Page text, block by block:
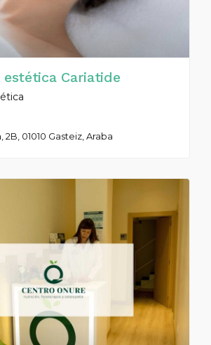
Cariatide
01010 Gasteiz, Araba